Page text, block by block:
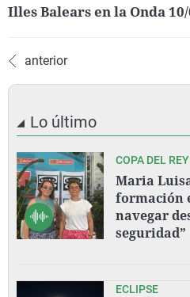
Illes Balears en la Onda
anterior
Lo último
COPA DEL
Maria
formación
navegar
seguridad”
ECLIPSE